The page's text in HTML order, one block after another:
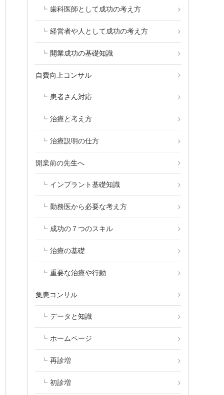
歯科医師として成功の考え方
経営者や人として成功の考え方
開業成功の基礎知識
自費向上コンサル
患者さん対応
治療と考え方
治療説明の仕方
開業前の先生へ
インプラント基礎知識
勤務医から必要な考え方
成功の７つのスキル
治療の基礎
重要な治療や行動
集患コンサル
データと知識
ホームページ
再診増
初診増